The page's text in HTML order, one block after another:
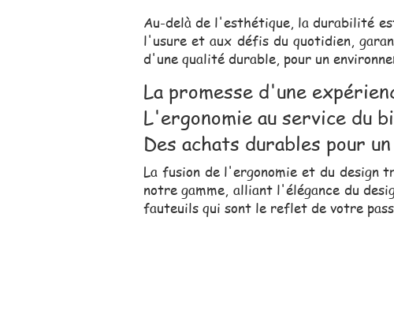
Au-delà de l'esthétique, la durabilité
l'usure et aux défis du quotidien,
d'une qualité durable, pour un
La promesse d'une
L'ergonomie au service du
Des achats durables pour
La fusion de l'ergonomie et du design
notre gamme, alliant l'élégance du
fauteuils qui sont le reflet de votre